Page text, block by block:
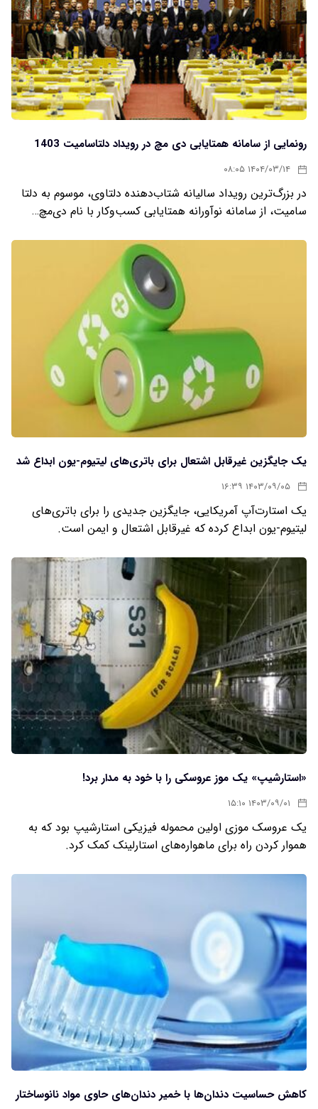
رونمایی از سامانه همتایابی دی مچ در رویداد دلتاسامیت 1403
۱۴۰۴/۰۳/۱۴ ۰۸:۰۵
در بزرگ‌ترین رویداد سالیانه شتاب‌دهنده دلتاوی، موسوم به دلتا
سامیت، از سامانه نوآورانه همتایابی کسب‌وکار با نام دی‌مچ…
یک جایگزین غیرقابل اشتعال برای باتری‌های لیتیوم-یون ابداع شد
۱۴۰۳/۰۹/۰۵ ۱۶:۳۹
یک استارت‌آپ آمریکایی، جایگزین جدیدی را برای باتری‌های
لیتیوم-یون ابداع کرده که غیرقابل اشتعال و ایمن است.
«استارشیپ» یک موز عروسکی را با خود به مدار برد!
۱۴۰۳/۰۹/۰۱ ۱۵:۱۰
یک عروسک موزی اولین محموله فیزیکی استارشیپ بود که به
هموار کردن راه برای ماهواره‌های استارلینک کمک کرد.
کاهش حساسیت دندان‌ها با خمیر دندان‌های حاوی مواد نانوساختار